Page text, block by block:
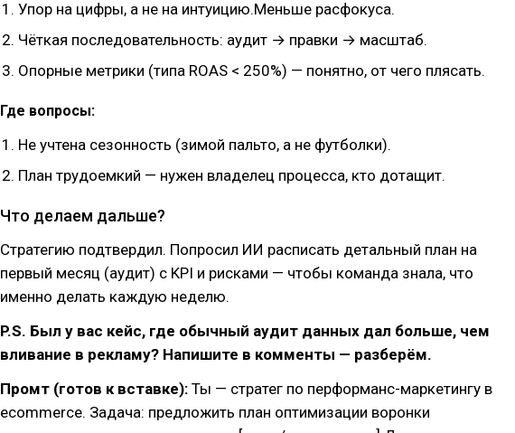
Упор на цифры, а не на интуицию.Меньше расфокуса.
Чёткая последовательность: аудит → правки → масштаб.
Опорные метрики (типа ROAS < 250%) — понятно, от чего плясать.
Где вопросы:
Не учтена сезонность (зимой пальто, а не футболки).
План трудоемкий — нужен владелец процесса, кто дотащит.
Что делаем дальше?
Стратегию подтвердил. Попросил ИИ расписать детальный план на
первый месяц (аудит) с KPI и рисками — чтобы команда знала, что
именно делать каждую неделю.
P.S. Был у вас кейс, где обычный аудит данных дал больше, чем
вливание в рекламу? Напишите в комменты — разберём.
Промт (готов к вставке): Ты — стратег по перформанс-маркетингу в
ecommerce. Задача: предложить план оптимизации воронки